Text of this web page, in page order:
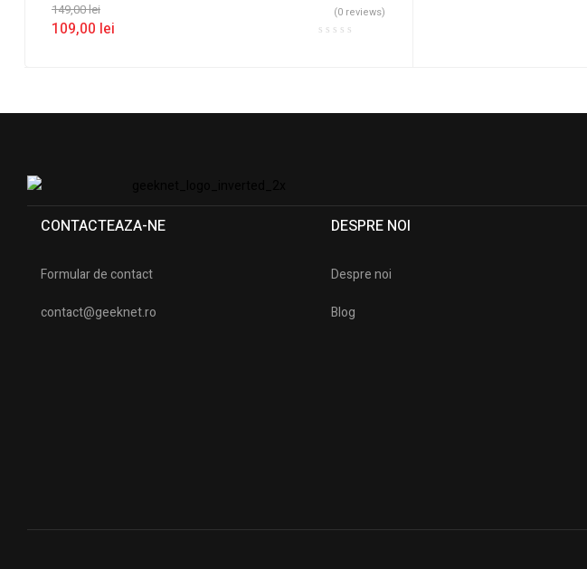
149,00lei
109,00 lei
(0 reviews)
CONTACTEAZA-NE
Formular de contact
contact@geeknet.ro
DESPRE NOI
Despre noi
Blog